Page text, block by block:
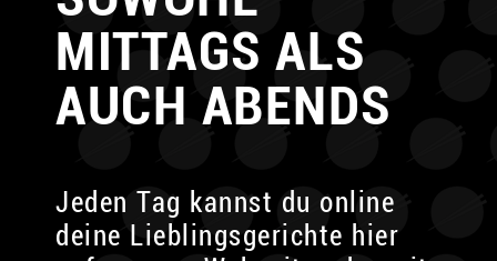
MITTAGS ALS
AUCH ABENDS
Jeden Tag kannst du online
deine Lieblingsgerichte hier